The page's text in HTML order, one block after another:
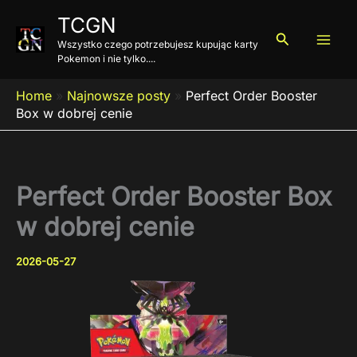
treści
TCGN
Wszystko czego potrzebujesz kupując karty
Pokemon i nie tylko....
Szukaj
Home » Najnowsze posty » Perfect Order Booster
Box w dobrej cenie
Perfect Order Booster Box
w dobrej cenie
2026-05-27